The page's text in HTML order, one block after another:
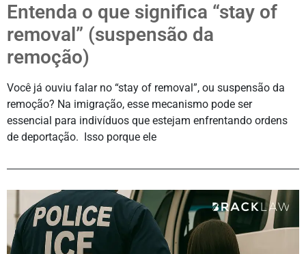
Entenda o que significa “stay of
removal” (suspensão da
remoção)
Você já ouviu falar no “stay of removal”, ou suspensão da
remoção? Na imigração, esse mecanismo pode ser
essencial para indivíduos que estejam enfrentando ordens
de deportação. Isso porque ele